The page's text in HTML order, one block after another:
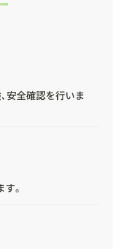
安全確認を行いま
。